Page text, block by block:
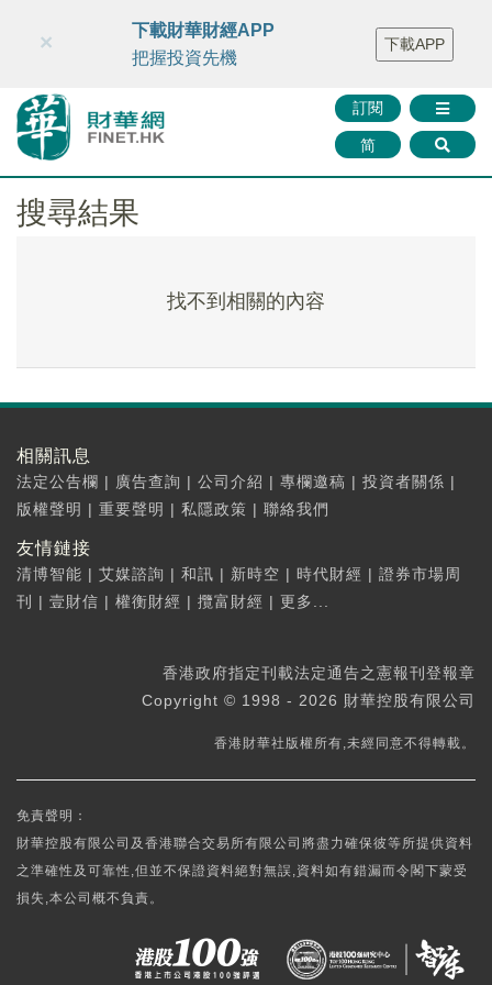
財華智庫網 FINTV FINMETA 財華證券 媒體矩陣
智庫沙龍
聯絡我們
訂閱
简
×
下載財華財經APP
把握投資先機
下載APP
搜尋結果
找不到相關的內容
相關訊息
法定公告欄 | 廣告查詢 | 公司介紹 | 專欄邀稿 | 投資者關係 |
版權聲明 | 重要聲明 | 私隱政策 | 聯絡我們
友情鏈接
清博智能 | 艾媒諮詢 | 和訊 | 新時空 | 時代財經 | 證券市場周
刊
| 壹財信 | 權衡財經 | 攬富財經 | 更多...
香港政府指定刊載法定通告之憲報刊登報章
Copyright © 1998 - 2026 財華控股有限公司
香港財華社版權所有,未經同意不得轉載。
免責聲明：
財華控股有限公司及香港聯合交易所有限公司將盡力確保彼等所提供資料
之準確性及可靠性,但並不保證資料絕對無誤,資料如有錯漏而令閣下蒙受
損失,本公司概不負責。